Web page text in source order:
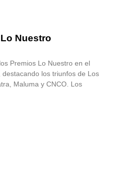
Nuestro
Premios Lo Nuestro en el
los triunfos de Los
Maluma y CNCO. Los